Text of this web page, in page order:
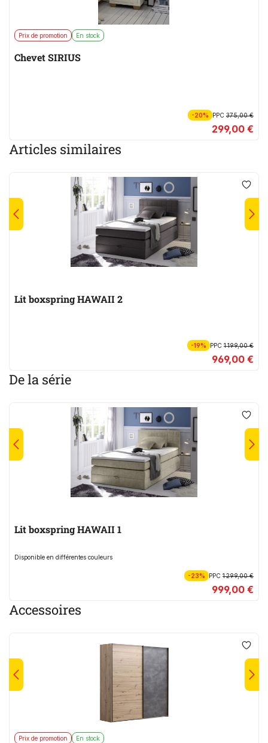
Prix de promotion En stock
Chevet SIRIUS
-20% PPC375,00 €
299,00 €
Articles similaires
Lit boxspring HAWAII 2
-19% PPC1 199,00 €
969,00 €
De la série
Lit boxspring HAWAII 1
Disponible en différentes couleurs
-23% PPC1 299,00 €
999,00 €
Accessoires
Prix de promotion En stock